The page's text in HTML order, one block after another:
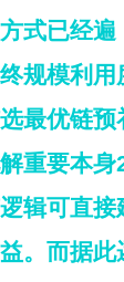
式已经
规模利
最优链
重要本
辑可直
。而据